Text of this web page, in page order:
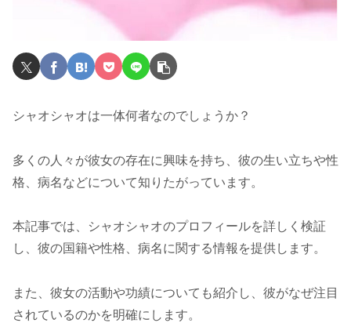
シャオシャオは一体何者なのでしょうか？
多くの人々が彼女の存在に興味を持ち、彼の生い立ちや性
格、病名などについて知りたがっています。
本記事では、シャオシャオのプロフィールを詳しく検証
し、彼の国籍や性格、病名に関する情報を提供します。
また、彼女の活動や功績についても紹介し、彼がなぜ注目
されているのかを明確にします。